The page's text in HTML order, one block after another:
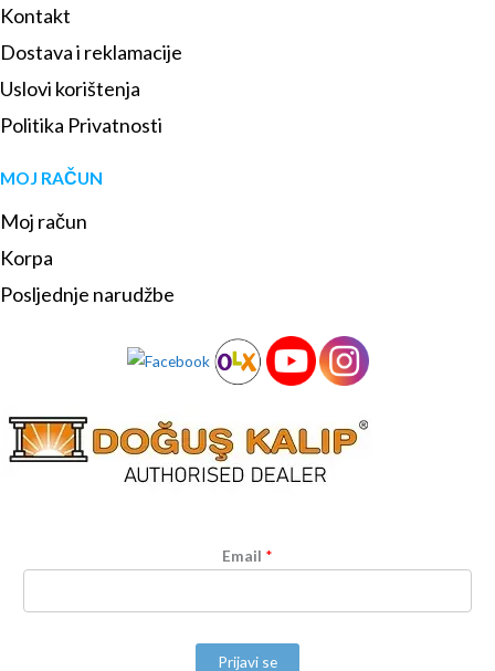
Kontakt
Dostava i reklamacije
Uslovi korištenja
Politika Privatnosti
MOJ RAČUN
Moj račun
Korpa
Posljednje narudžbe
Email *
Prijavi se